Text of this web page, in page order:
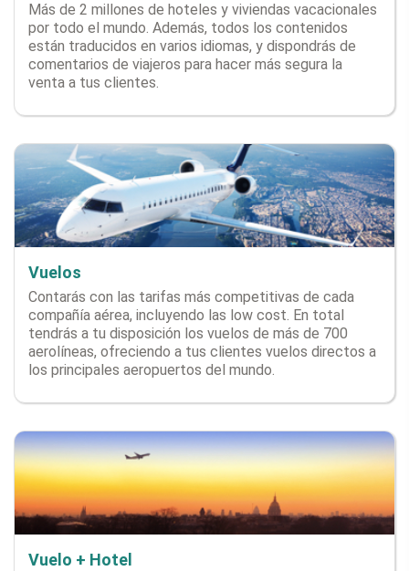
Más de 2 millones de hoteles y viviendas vacacionales
por todo el mundo. Además, todos los contenidos
están traducidos en varios idiomas, y dispondrás de
comentarios de viajeros para hacer más segura la
venta a tus clientes.
Vuelos
Contarás con las tarifas más competitivas de cada
compañía aérea, incluyendo las low cost. En total
tendrás a tu disposición los vuelos de más de 700
aerolíneas, ofreciendo a tus clientes vuelos directos a
los principales aeropuertos del mundo.
Vuelo + Hotel